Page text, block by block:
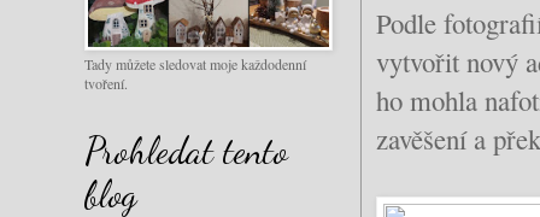
Podle
vytvořit nový
ho mohla
zavěšení a
Tady můžete sledovat moje každodenní
tvoření.
Prohledat tento
blog